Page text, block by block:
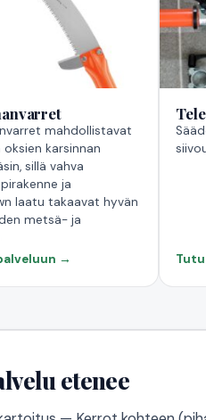
mahdollistavat
karsinnan
sillä vahva
ja
laatu takaavat hyvän
metsä- ja
→
etenee